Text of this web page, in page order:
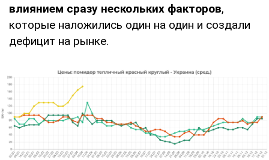
влиянием сразу нескольких факторов,
которые наложились один на один и создали
дефицит на рынке.